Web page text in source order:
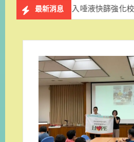
記
最新消息
導入唾液快篩強化校園防護